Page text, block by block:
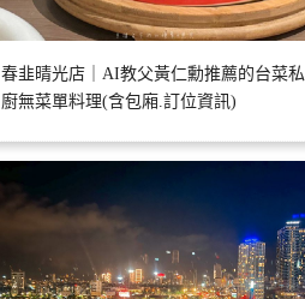
春韭晴光店｜AI教父黃仁勳推薦的台菜私
廚無菜單料理(含包廂.訂位資訊)